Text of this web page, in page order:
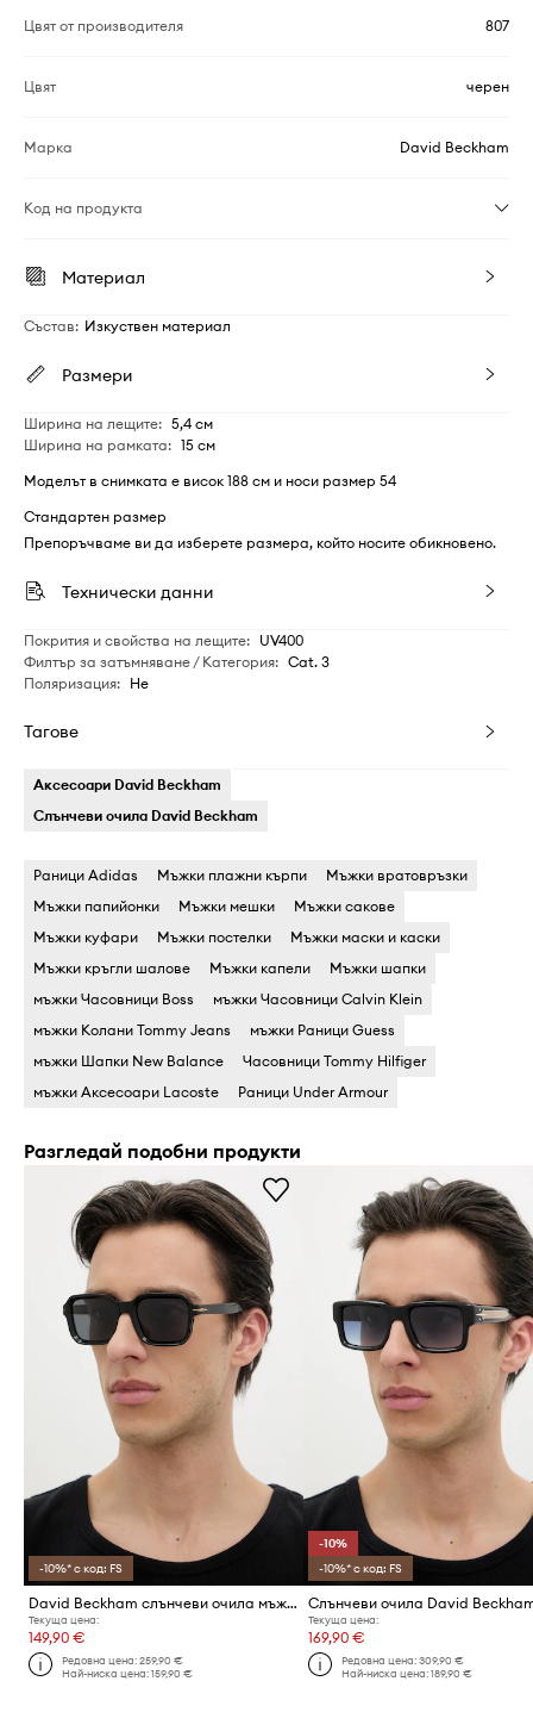
Цвят от производителя 807
Цвят черен
Марка David Beckham
Код на продукта
Материал
Състав: Изкуствен материал
Размери
Ширина на лещите: 5,4 см
Ширина на рамката: 15 см
Моделът в снимката е висок 188 см и носи размер 54
Стандартен размер
Препоръчваме ви да изберете размера, който носите обикновено.
Технически данни
Покрития и свойства на лещите: UV400
Филтър за затъмняване / Категория: Cat. 3
Поляризация: Не
Тагове
Аксесоари David Beckham
Слънчеви очила David Beckham
Раници Adidas Мъжки плажни кърпи
Мъжки вратовръзки
Мъжки папийонки
Мъжки мешки
Мъжки сакове
Мъжки куфари
Мъжки постелки
Мъжки маски и каски
Мъжки кръгли шалове
Мъжки капели
Мъжки шапки
мъжки Часовници Boss
мъжки Часовници Calvin Klein
мъжки Колани Tommy Jeans
мъжки Раници Guess
мъжки Шапки New Balance
Часовници Tommy Hilfiger
мъжки Аксесоари Lacoste
Раници Under Armour
Разгледай подобни продукти
-10%* с код: FS
David Beckham слънчеви очила мъжки
Текуща цена:
149,90 €
Редовна цена:259,90 €
Най-ниска цена:159,90 €
-10%
-10%* с код: FS
Слънчеви очила David
Текуща цена:
169,90 €
Редовна цена: 309,90 €
Най-ниска цена: 189,90 €